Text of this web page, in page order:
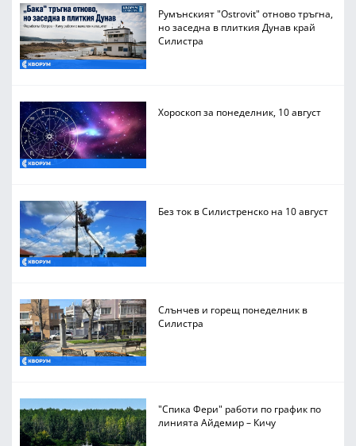
Румънският "Ostrovit" отново тръгна,
но заседна в плиткия Дунав край
Силистра
Хороскоп за понеделник, 10 август
Без ток в Силистренско на 10 август
Слънчев и горещ понеделник в
Силистра
"Спика Фери" работи по график по
линията Айдемир – Кичу